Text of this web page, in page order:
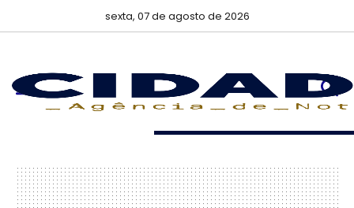
sexta, 07 de agosto de 2026